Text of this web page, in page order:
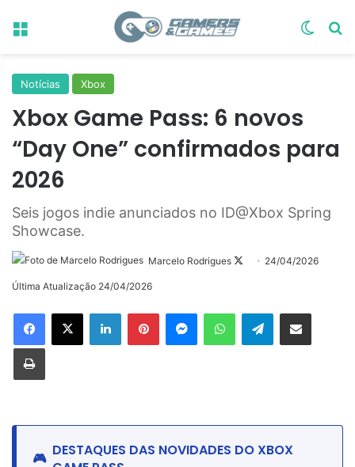
Menu
Notícias Xbox
Xbox Game Pass: 6 novos
“Day One” confirmados para
2026
Seis jogos indie anunciados no ID@Xbox Spring
Showcase.
Marcelo Rodrigues
Follow24/04/2026
Última Atualização 24/04/2026
LinkedinPinterestMessengerWhatsAppTelegramCompartilhar via e-mail
Imprimir
DESTAQUES DAS NOVIDADES DO XBOX